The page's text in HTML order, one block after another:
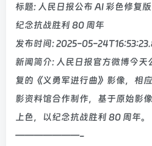
标题: 人民日报公布 AI 彩色修复
纪念抗战胜利 80 周年
发布时间: 2025-05-
新闻简介: 人民日报官方微博今天
复的《义勇军进行曲》影像，相
影资料馆合作制作，基于原始影
上色，以纪念抗战胜利 80 周年。
———————-